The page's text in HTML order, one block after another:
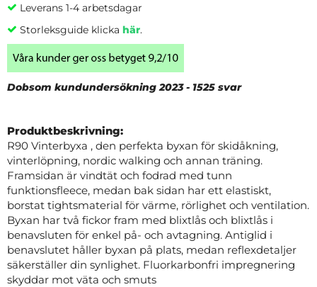
Leverans 1-4 arbetsdagar
Storleksguide klicka här.
Dobsom kundundersökning 2023 - 1525 svar
Produktbeskrivning:
R90 Vinterbyxa , den perfekta byxan för skidåkning,
vinterlöpning, nordic walking och annan träning.
Framsidan är vindtät och fodrad med tunn
funktionsfleece, medan bak sidan har ett elastiskt,
borstat tightsmaterial för värme, rörlighet och ventilation.
Byxan har två fickor fram med blixtlås och blixtlås i
benavsluten för enkel på- och avtagning. Antiglid i
benavslutet håller byxan på plats, medan reflexdetaljer
säkerställer din synlighet. Fluorkarbonfri impregnering
skyddar mot väta och smuts